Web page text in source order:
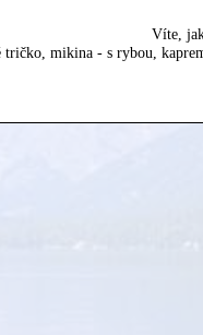
Víte,
tričko, mikina - s rybou,